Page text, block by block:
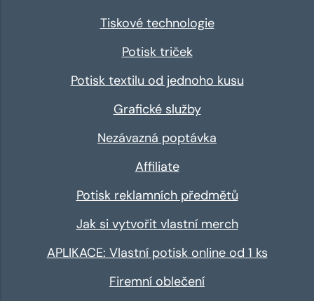
Tiskové technologie
Potisk triček
Potisk textilu od jednoho kusu
Grafické služby
Nezávazná poptávka
Affiliate
Potisk reklamních předmětů
Jak si vytvořit vlastní merch
APLIKACE: Vlastní potisk online od 1 ks
Firemní oblečení